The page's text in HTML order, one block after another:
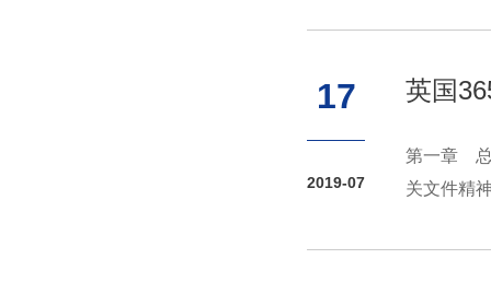
17
2019-07
英国
第一章 总
关文件精